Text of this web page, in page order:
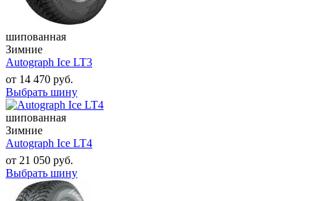
шипованная
Зимние
Autograph Ice LT3
от 14 470 руб.
Выбрать шину
шипованная
Зимние
Autograph Ice LT4
от 21 050 руб.
Выбрать шину